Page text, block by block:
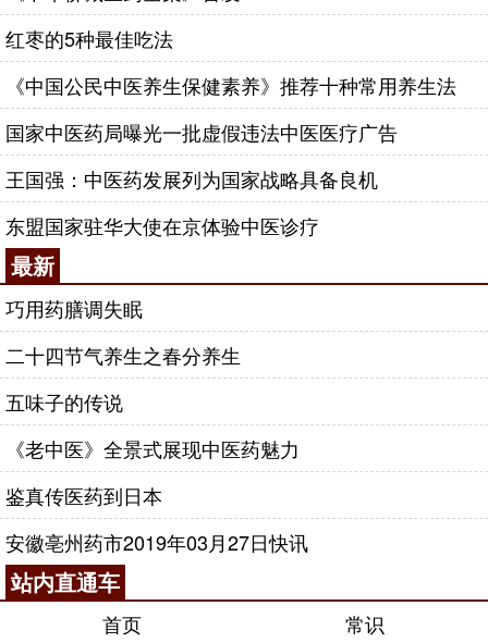
红枣的5种最佳吃法
《中国公民中医养生保健素养》推荐十种常用养生法
国家中医药局曝光一批虚假违法中医医疗广告
王国强：中医药发展列为国家战略具备良机
东盟国家驻华大使在京体验中医诊疗
最新
巧用药膳调失眠
二十四节气养生之春分养生
五味子的传说
《老中医》全景式展现中医药魅力
鉴真传医药到日本
安徽亳州药市2019年03月27日快讯
站内直通车
首页
常识